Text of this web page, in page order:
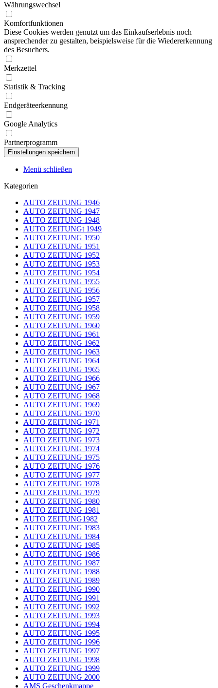
Währungswechsel
Komfortfunktionen
Diese Cookies werden genutzt um das Einkaufserlebnis noch
ansprechender zu gestalten, beispielsweise für die Wiedererkennung
des Besuchers.
Merkzettel
Statistik & Tracking
Endgeräteerkennung
Google Analytics
Partnerprogramm
Menü schließen
Kategorien
AUTO ZEITUNG 1946
AUTO ZEITUNG 1947
AUTO ZEITUNG 1948
AUTO ZEITUNGt 1949
AUTO ZEITUNG 1950
AUTO ZEITUNG 1951
AUTO ZEITUNG 1952
AUTO ZEITUNG 1953
AUTO ZEITUNG 1954
AUTO ZEITUNG 1955
AUTO ZEITUNG 1956
AUTO ZEITUNG 1957
AUTO ZEITUNG 1958
AUTO ZEITUNG 1959
AUTO ZEITUNG 1960
AUTO ZEITUNG 1961
AUTO ZEITUNG 1962
AUTO ZEITUNG 1963
AUTO ZEITUNG 1964
AUTO ZEITUNG 1965
AUTO ZEITUNG 1966
AUTO ZEITUNG 1967
AUTO ZEITUNG 1968
AUTO ZEITUNG 1969
AUTO ZEITUNG 1970
AUTO ZEITUNG 1971
AUTO ZEITUNG 1972
AUTO ZEITUNG 1973
AUTO ZEITUNG 1974
AUTO ZEITUNG 1975
AUTO ZEITUNG 1976
AUTO ZEITUNG 1977
AUTO ZEITUNG 1978
AUTO ZEITUNG 1979
AUTO ZEITUNG 1980
AUTO ZEITUNG 1981
AUTO ZEITUNG1982
AUTO ZEITUNG 1983
AUTO ZEITUNG 1984
AUTO ZEITUNG 1985
AUTO ZEITUNG 1986
AUTO ZEITUNG 1987
AUTO ZEITUNG 1988
AUTO ZEITUNG 1989
AUTO ZEITUNG 1990
AUTO ZEITUNG 1991
AUTO ZEITUNG 1992
AUTO ZEITUNG 1993
AUTO ZEITUNG 1994
AUTO ZEITUNG 1995
AUTO ZEITUNG 1996
AUTO ZEITUNG 1997
AUTO ZEITUNG 1998
AUTO ZEITUNG 1999
AUTO ZEITUNG 2000
AMS Geschenkmappe